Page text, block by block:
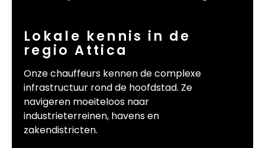
Lokale kennis in de
regio Attica
Onze chauffeurs kennen de complexe
infrastructuur rond de hoofdstad. Ze
navigeren moeiteloos naar
industrieterreinen, havens en
zakendistricten.